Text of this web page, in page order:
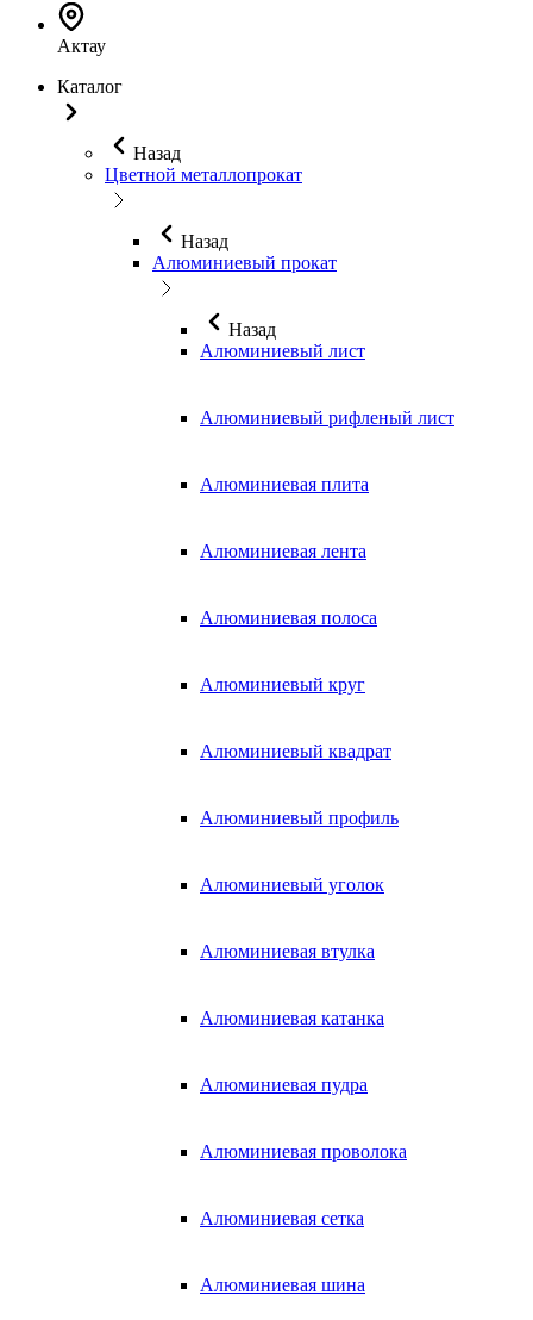
Актау
Каталог
Назад
Цветной металлопрокат
Назад
Алюминиевый прокат
Назад
Алюминиевый лист
Алюминиевый рифленый лист
Алюминиевая плита
Алюминиевая лента
Алюминиевая полоса
Алюминиевый круг
Алюминиевый квадрат
Алюминиевый профиль
Алюминиевый уголок
Алюминиевая втулка
Алюминиевая катанка
Алюминиевая пудра
Алюминиевая проволока
Алюминиевая сетка
Алюминиевая шина